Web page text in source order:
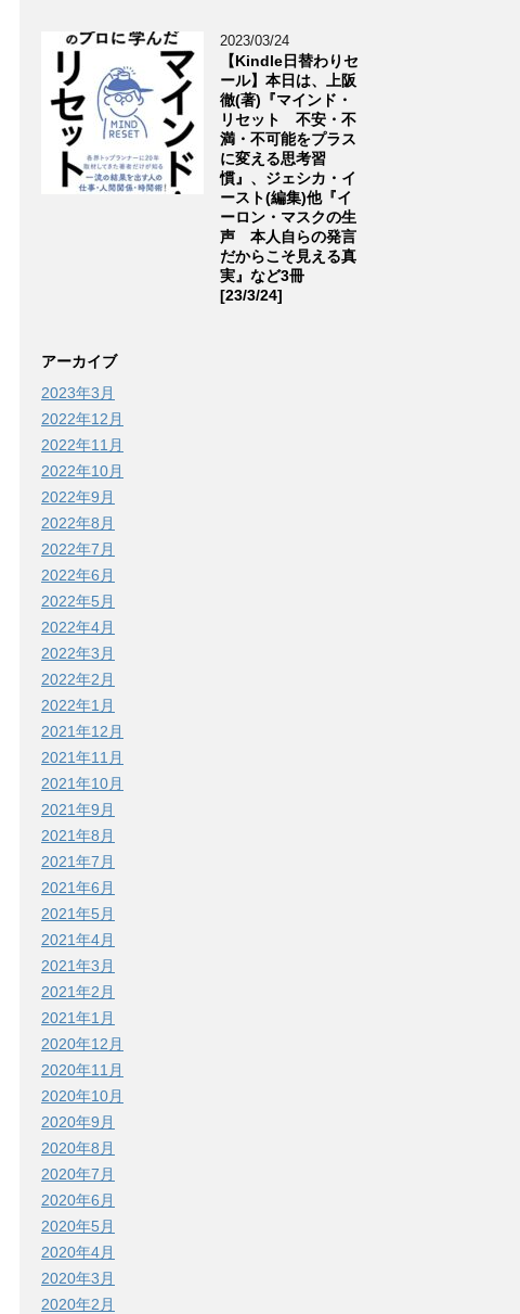
2023/03/24
【Kindle日替わりセ
ール】本日は、上阪
徹(著)『マインド・
リセット 不安・不
満・不可能をプラス
に変える思考習
慣』、ジェシカ・イ
ースト(編集)他『イ
ーロン・マスクの生
声 本人自らの発言
だからこそ見える真
実』など3冊
[23/3/24]
アーカイブ
2023年3月
2022年12月
2022年11月
2022年10月
2022年9月
2022年8月
2022年7月
2022年6月
2022年5月
2022年4月
2022年3月
2022年2月
2022年1月
2021年12月
2021年11月
2021年10月
2021年9月
2021年8月
2021年7月
2021年6月
2021年5月
2021年4月
2021年3月
2021年2月
2021年1月
2020年12月
2020年11月
2020年10月
2020年9月
2020年8月
2020年7月
2020年6月
2020年5月
2020年4月
2020年3月
2020年2月